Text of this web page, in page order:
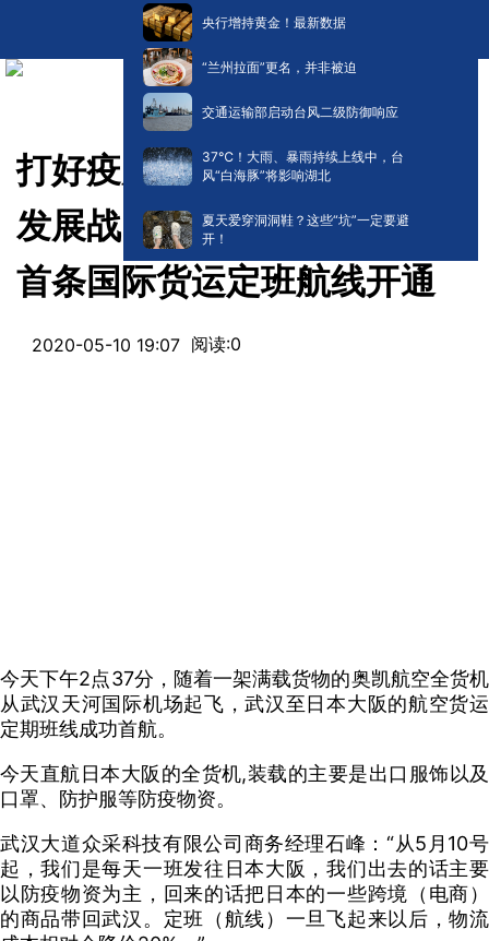
央行增持黄金！最新数据
“兰州拉面”更名，并非被迫
交通运输部启动台风二级防御响应
​37℃！大雨、暴雨持续上线中，台
风“白海豚”将影响湖北
夏天爱穿洞洞鞋？这些“坑”一定要避
开！
打好疫后重振民生保卫战经济
发展战 | 武汉飞大阪 疫后湖北
首条国际货运定班航线开通
2020-05-10 19:07 阅读:0
今天下午2点37分，随着一架满载货物的奥凯航空全货机
从武汉天河国际机场起飞，武汉至日本大阪的航空货运
定期班线成功首航。
今天直航日本大阪的全货机,装载的主要是出口服饰以及
口罩、防护服等防疫物资。
武汉大道众采科技有限公司商务经理石峰：“从5 月10号
起，我们是每天一班发往日本大阪，我们出去的话主要
以防疫物资为主，回来的话把日本的一些跨境（电商）
的商品带回武汉。定班（航线）一旦飞起来以后，物流